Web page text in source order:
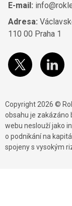
E-mail:
Adresa:
110 00 Praha 1
Copyright 2026 ©
obsahu je zakázáno
webu neslouží jako
o podnikání na
spojeny s vysokým